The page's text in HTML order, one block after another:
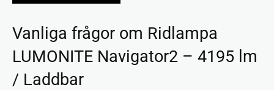
Vanliga frågor om Ridlampa
LUMONITE Navigator2 – 4195 lm
/ Laddbar